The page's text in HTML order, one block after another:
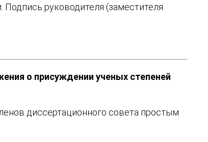
руководителя (заместителя
о присуждении ученых степеней
диссертационного совета простым